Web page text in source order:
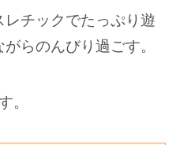
チックでたっぷり遊
らのんびり過ごす。
。